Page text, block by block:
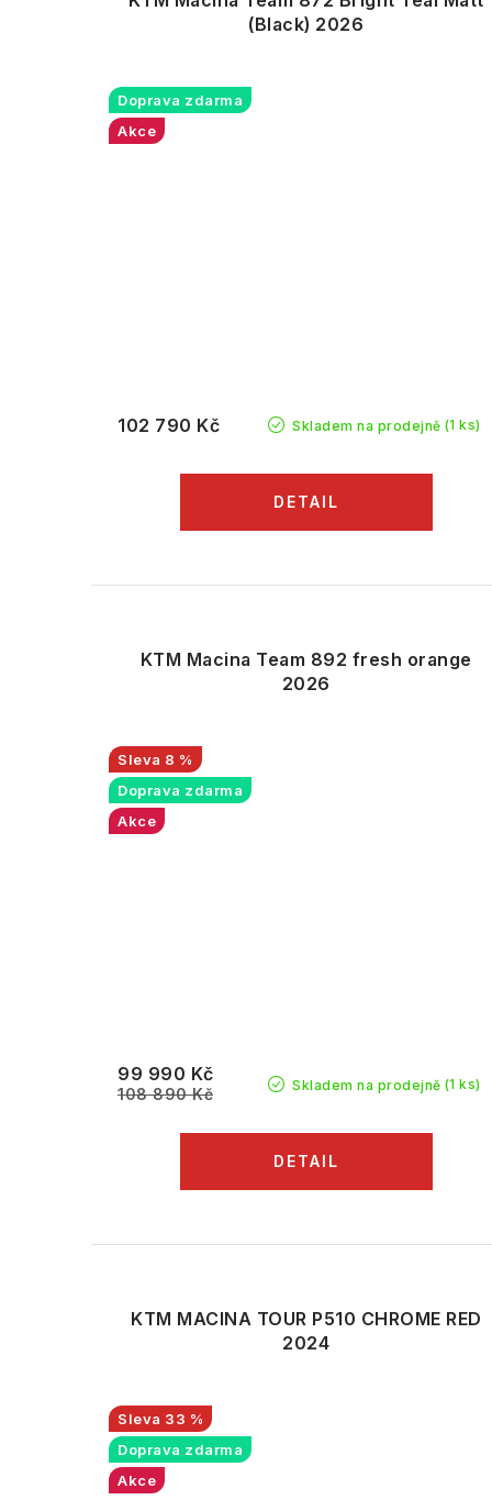
(Black) 2026
Doprava zdarma
Akce
Skladem na prodejně (1 ks)
102 790 Kč
KTM Macina Team 892 fresh orange
2026
8 %
Doprava zdarma
Akce
Skladem na prodejně (1 ks)
99 990 Kč
108 890 Kč
KTM MACINA TOUR P510 CHROME RED
2024
33 %
Doprava zdarma
Akce